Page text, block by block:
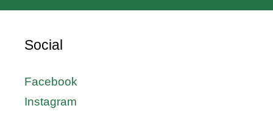
Social
Facebook
Instagram